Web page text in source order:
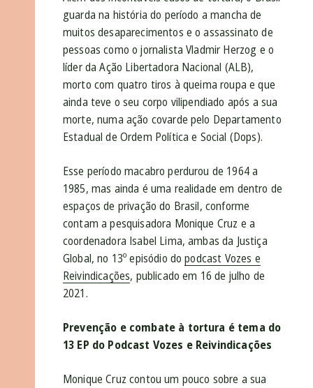
guarda na história do período a mancha de
muitos desaparecimentos e o assassinato de
pessoas como o jornalista Vladmir Herzog e o
líder da Ação Libertadora Nacional (ALB),
morto com quatro tiros à queima roupa e que
ainda teve o seu corpo vilipendiado após a sua
morte, numa ação covarde pelo Departamento
Estadual de Ordem Política e Social (Dops).
Esse período macabro perdurou de 1964 a
1985, mas ainda é uma realidade em dentro de
espaços de privação do Brasil, conforme
contam a pesquisadora Monique Cruz e a
coordenadora Isabel Lima, ambas da Justiça
Global, no 13º episódio dopodcast Vozes e
Reivindicações, publicado em 16 de julho de
2021.
Prevenção e combate à tortura é tema do
13 EP do Podcast Vozes e Reivindicações
Monique Cruz contou um pouco sobre a sua